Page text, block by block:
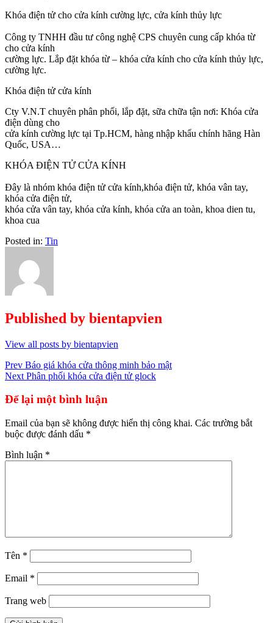
Khóa điện tử cho cửa kính cường lực, cửa kính thủy lực
Công ty TNHH đầu tư công nghệ CPS chuyên cung cấp khóa từ
cho cửa kính
cường lực. Lắp đặt khóa từ – khóa cửa kính cho cửa kính thủy lực,
cường lực.
Khóa điện tử cửa kính
Cty V.N.T chuyên phân phối, lắp đặt, sữa chữa tận nơi: Khóa cửa
điện dùng cho
cửa kính cường lực tại Tp.HCM, hàng nhập khẩu chính hãng Hàn
Quốc, USA…
KHÓA ĐIỆN TỬ CỬA KÍNH
Đây là nhóm khóa điện tử cửa kính,khóa điện tử, khóa vân tay,
khóa cửa điện tử,
khóa cửa vân tay, khóa cửa kính, khóa cửa an toàn, khoa dien tu,
khoa cua
Posted in: Tin
Published by bientapvien
View all posts by bientapvien
Điều
hướng
bài
viết
Prev Báo giá khóa cửa thông minh bảo mật
Next Phân phối khóa cửa điện tử glock
Để lại một bình luận
Email của bạn sẽ không được hiển thị công khai. Các trường bắt
buộc được đánh dấu *
Bình luận *
Tên *
Email *
Trang web